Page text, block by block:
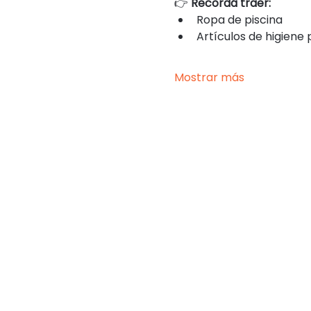
Ropa de piscina
Artículos de higiene
Mostrar más